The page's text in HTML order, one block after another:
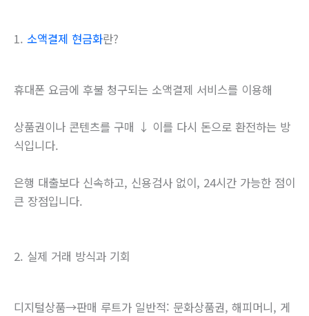
1. 소액결제 현금화란?
휴대폰 요금에 후불 청구되는 소액결제 서비스를 이용해
상품권이나 콘텐츠를 구매 ↓ 이를 다시 돈으로 환전하는 방
식입니다.
은행 대출보다 신속하고, 신용검사 없이, 24시간 가능한 점이
큰 장점입니다.
2. 실제 거래 방식과 기회
디지털상품→판매 루트가 일반적: 문화상품권, 해피머니, 게